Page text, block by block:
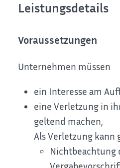
Leistungsdetails
Voraussetzungen
Unternehmen müssen
ein Interesse am
eine Verletzung in
geltend machen,
Als Verletzung kann
Nichtbeachtung